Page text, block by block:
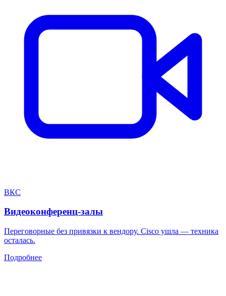
ВКС
Видеоконференц-залы
Переговорные без привязки к вендору. Cisco ушла — техника
осталась.
Подробнее